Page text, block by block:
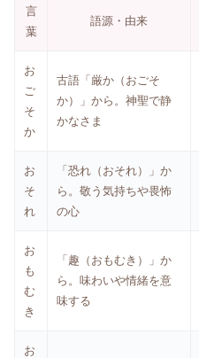
言
葉
語源・由来
お
ご
そ
か
古語「厳か（おごそ
か）」から。神聖で静
かなさま
お
そ
れ
「恐れ（おそれ）」か
ら。敬う気持ちや畏怖
の心
お
も
む
き
「趣（おもむき）」か
ら。味わいや情緒を意
味する
お